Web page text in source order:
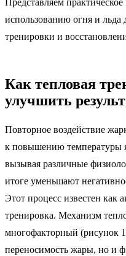
использованию огня и
тренировки и
Как тепловая
улучшить
Повторное воздействие
к повышению температуры
вызывая различные
итоге уменьшают
Этот процесс известен как
тренировка. Механизм
многофакторный (рисунок
переносимость жары, но и